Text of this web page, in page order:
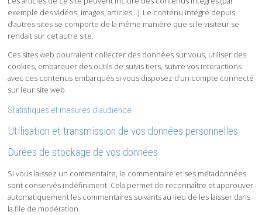
exemple des vidéos, images, articles…). Le contenu intégré depuis
d’autres sites se comporte de la même manière que si le visiteur se
rendait sur cet autre site.
Ces sites web pourraient collecter des données sur vous, utiliser des
cookies, embarquer des outils de suivis tiers, suivre vos interactions
avec ces contenus embarqués si vous disposez d’un compte connecté
sur leur site web.
Statistiques et mesures d’audience
Utilisation et transmission de vos données personnelles
Durées de stockage de vos données
Si vous laissez un commentaire, le commentaire et ses métadonnées
sont conservés indéfiniment. Cela permet de reconnaître et approuver
automatiquement les commentaires suivants au lieu de les laisser dans
la file de modération.